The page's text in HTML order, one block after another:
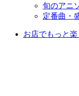
旬のアニ
定番曲・
お店でもっと楽